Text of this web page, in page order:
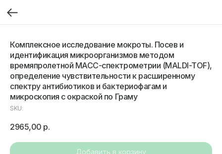
Комплексное исследование мокроты. Посев и
идентификация микроорганизмов методом
времяпролетной МАСС-спектрометрии (MALDI-TOF),
определение чувствительности к расширенному
спектру антибиотиков и бактериофагам и
микроскопия с окраской по Граму
SKU:
2965,00 р.
Добавить в корзину